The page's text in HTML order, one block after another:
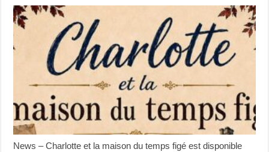
News – Charlotte et la maison du temps figé est disponible